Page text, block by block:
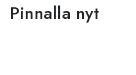
Pinnalla nyt